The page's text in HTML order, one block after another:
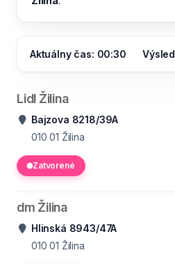
Aktuálny čas: 00:30
Lidl Žilina
Bajzova 8218/39A
010 01 Žilina
Zatvorené
dm Žilina
Hlinská 8943/47A
010 01 Žilina